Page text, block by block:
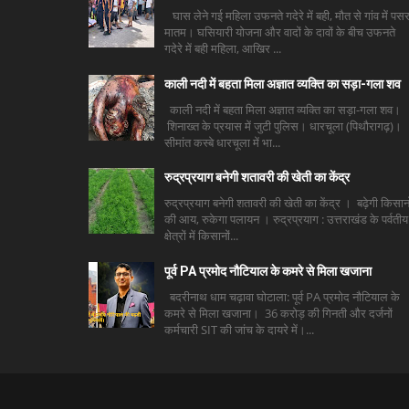
घास लेने गई महिला उफनते गदेरे में बही, मौत से गांव में
मातम। घसियारी योजना और वादों के दावों के बीच उफनते
गदेरे में बही महिला, आखिर ...
काली नदी में बहता मिला अज्ञात व्यक्ति का सड़ा-गला शव
काली नदी में बहता मिला अज्ञात व्यक्ति का सड़ा-गला शव।
शिनाख्त के प्रयास में जुटी पुलिस। धारचूला (पिथौरागढ़)।
सीमांत कस्बे धारचूला में भा...
रुद्रप्रयाग बनेगी शतावरी की खेती का केंद्र
रुद्रप्रयाग बनेगी शतावरी की खेती का केंद्र । बढ़ेगी
की आय, रुकेगा पलायन । रुद्रप्रयाग : उत्तराखंड के पर्वतीय
क्षेत्रों में किसानों...
पूर्व PA प्रमोद नौटियाल के कमरे से मिला खजाना
बदरीनाथ धाम चढ़ावा घोटाला: पूर्व PA प्रमोद नौटियाल के
कमरे से मिला खजाना। 36 करोड़ की गिनती और दर्जनों
कर्मचारी SIT की जांच के दायरे में।...